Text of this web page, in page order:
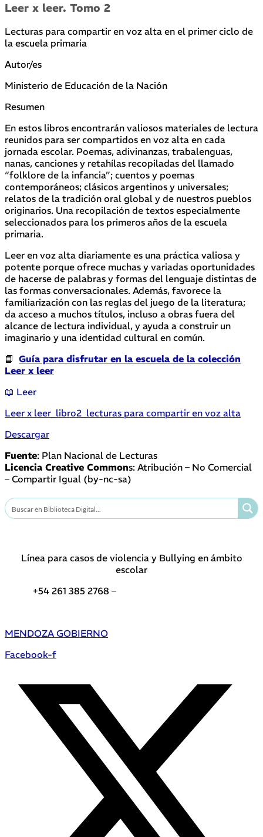
Leer x leer. Tomo 2
Lecturas para compartir en voz alta en el primer ciclo de
la escuela primaria
Autor/es
Ministerio de Educación de la Nación
Resumen
En estos libros encontrarán valiosos materiales de lectura
reunidos para ser compartidos en voz alta en cada
jornada escolar. Poemas, adivinanzas, trabalenguas,
nanas, canciones y retahílas recopiladas del llamado
“folklore de la infancia”; cuentos y poemas
contemporáneos; clásicos argentinos y universales;
relatos de la tradición oral global y de nuestros pueblos
originarios. Una recopilación de textos especialmente
seleccionados para los primeros años de la escuela
primaria.
Leer en voz alta diariamente es una práctica valiosa y
potente porque ofrece muchas y variadas oportunidades
de hacerse de palabras y formas del lenguaje distintas de
las formas conversacionales. Además, favorece la
familiarización con las reglas del juego de la literatura;
da acceso a muchos títulos, incluso a obras fuera del
alcance de lectura individual, y ayuda a construir un
imaginario y una identidad cultural en común.
📘 Guía para disfrutar en la escuela de la colección
Leer x leer
📖 Leer
Leer x leer_libro2_lecturas para compartir en voz alta
Descargar
Fuente: Plan Nacional de Lecturas
Licencia Creative Commons: Atribución – No Comercial
– Compartir Igual (by-nc-sa)
Línea para casos de violencia y Bullying en ámbito
escolar
+54 261 385 2768 –
MENDOZA GOBIERNO
Facebook-f